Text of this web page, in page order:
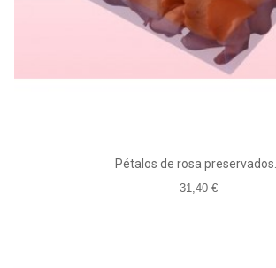
Pétalos de rosa preservados...
31,40 €